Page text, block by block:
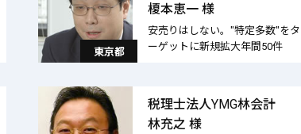
榎本恵一 様
安売りはしない。"特定多数"をタ
ーゲットに新規拡大年間50件
東京都
税理士法人YMG林会計
林充之 様